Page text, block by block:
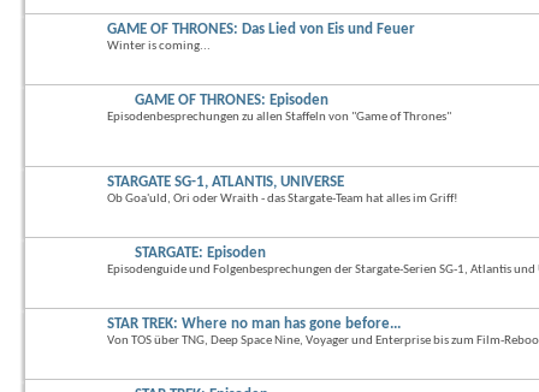
GAME OF THRONES: Das Lied von Eis und Feuer
Winter is coming...
GAME OF THRONES: Episoden
Episodenbesprechungen zu allen Staffeln von "Game of Thrones"
STARGATE SG-1, ATLANTIS, UNIVERSE
Ob Goa'uld, Ori oder Wraith - das Stargate-Team hat alles im Griff!
STARGATE: Episoden
Episodenguide und Folgenbesprechungen der Stargate-Serien SG-1, Atlantis und
STAR TREK: Where no man has gone before...
Von TOS über TNG, Deep Space Nine, Voyager und Enterprise bis zum Film-